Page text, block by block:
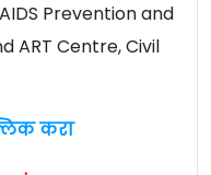
Prevention and
ART Centre, Civil
करा